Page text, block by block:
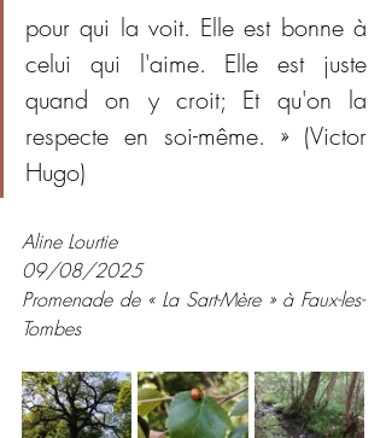
pour qui la voit. Elle est bonne à
celui qui l'aime. Elle est juste
quand on y croit; Et qu'on la
respecte en soi-même. » (Victor
Hugo)
Aline Lourtie
09/08/2025
Promenade de « La Sart-Mère » à Faux-les-
Tombes